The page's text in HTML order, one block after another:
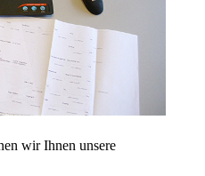
wir Ihnen unsere